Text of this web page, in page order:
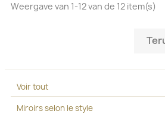
Voir tout
Miroirs selon le style
Weergave van 1-12 van de 12 item(s)